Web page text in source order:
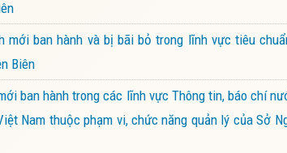
mới ban hành và bị bãi bỏ trong lĩnh vực tiêu
Biên
ban hành trong các lĩnh vực Thông tin, báo chí
Nam thuộc phạm vi, chức năng quản lý của Sở